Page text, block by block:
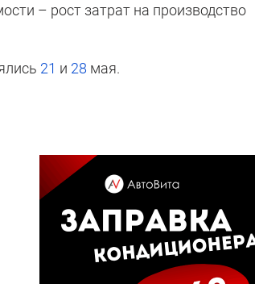
– рост затрат на производство
21 и 28 мая.